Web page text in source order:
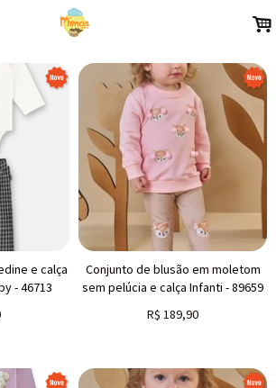
.
e calça
- 46713
Conjunto de blusão em moletom
sem pelúcia e calça Infanti - 89659
R$ 189,90